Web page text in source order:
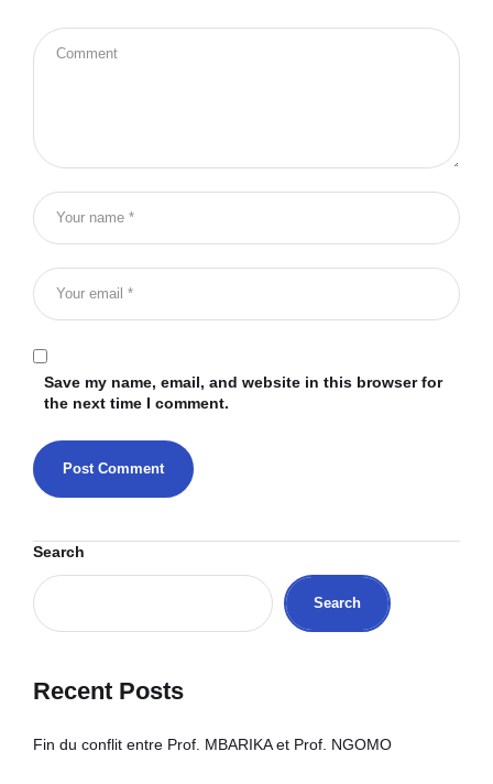
Save my name, email, and website in this browser for
the next time I comment.
Search
Search
Recent Posts
Fin du conflit entre Prof. MBARIKA et Prof. NGOMO